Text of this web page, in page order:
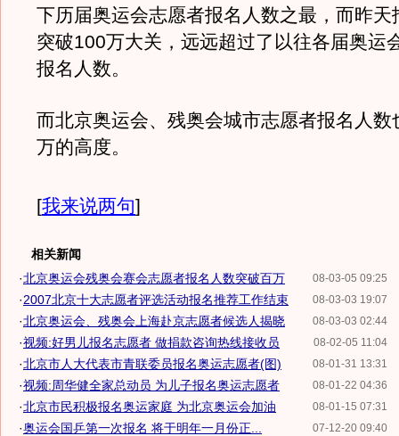
下历届奥运会志愿者报名人数之最，而昨天
突破100万大关，远远超过了以往各届奥运
报名人数。
而北京奥运会、残奥会城市志愿者报名人数
万的高度。
[我来说两句]
相关新闻
08-03-05 09:25
·北京奥运会残奥会赛会志愿者报名人数突破百万
08-03-03 19:07
·2007北京十大志愿者评选活动报名推荐工作结束
08-03-03 02:44
·北京奥运会、残奥会上海赴京志愿者候选人揭晓
08-02-05 11:04
·视频:好男儿报名志愿者 做捐款咨询热线接收员
08-01-31 13:31
·北京市人大代表市青联委员报名奥运志愿者(图)
08-01-22 04:36
·视频:周华健全家总动员 为儿子报名奥运志愿者
08-01-15 07:31
·北京市民积极报名奥运家庭 为北京奥运会加油
07-12-20 09:40
·奥运会国乒第一次报名 将于明年一月份正...